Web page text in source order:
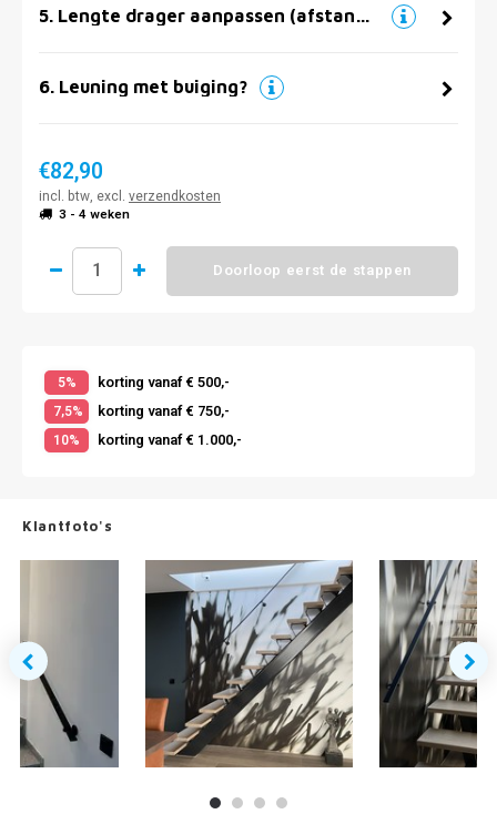
5. Lengte drager aanpassen (afstand muur)
6. Leuning met buiging?
€82,90
incl. btw, excl. verzendkosten
3 - 4 weken
Doorloop eerst de stappen
5% korting vanaf € 500,-
7,5% korting vanaf € 750,-
10% korting vanaf € 1.000,-
Klantfoto's